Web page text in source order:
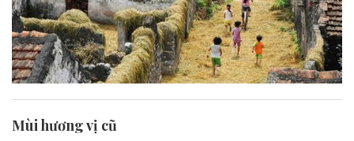
Mùi hương vị cũ